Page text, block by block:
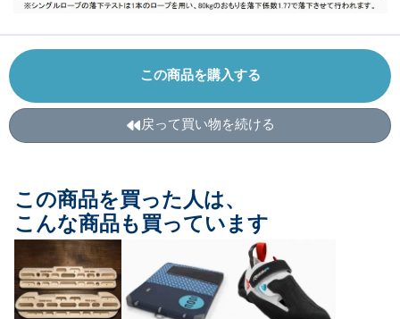
この商品を購入する
戻って買い物を続ける
この商品を買った人は、
こんな商品も買っています